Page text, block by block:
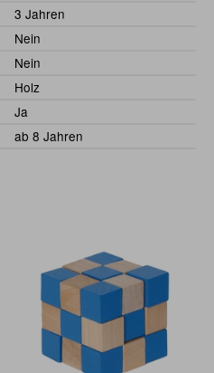
3 Jahren
Nein
Nein
Holz
Ja
ab 8 Jahren